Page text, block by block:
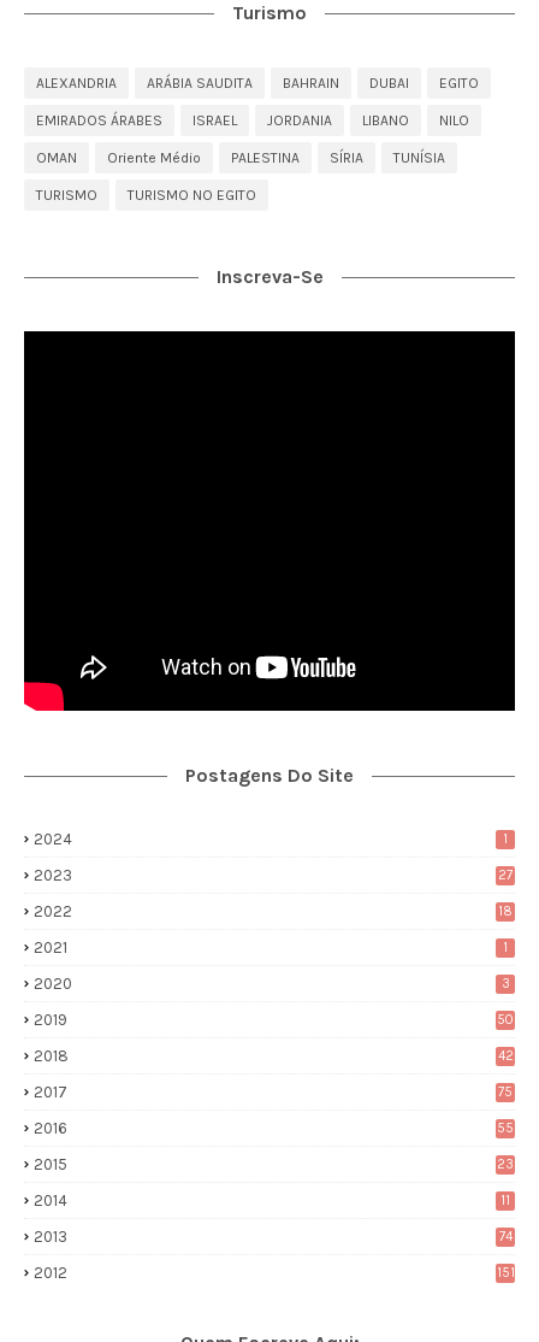
Turismo
ALEXANDRIA ARÁBIA SAUDITA BAHRAIN DUBAI EGITO
EMIRADOS ÁRABES ISRAEL JORDANIA LIBANO NILO
OMAN Oriente Médio PALESTINA SÍRIA TUNÍSIA
TURISMO TURISMO NO EGITO
Inscreva-Se
Postagens Do Site
2024 1
2023 27
2022 18
2021 1
2020 3
2019 50
2018 42
2017 75
2016 55
2015 23
2014 11
2013 74
2012 151